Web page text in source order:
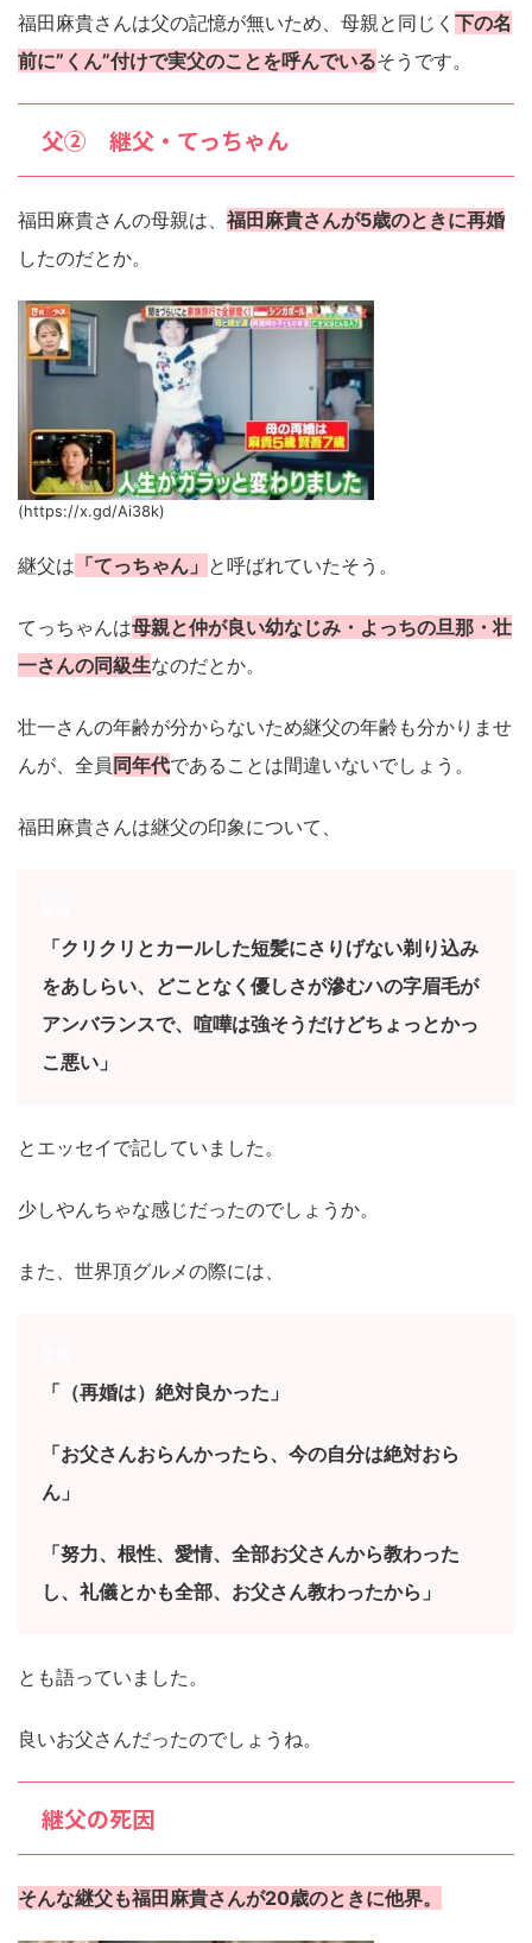
福田麻貴さんは父の記憶が無いため、母親と同じく 下の名
前に”くん”付けで実父のことを呼んでいるそうです。
父② 継父・てっちゃん
福田麻貴さんの母親は、 福田麻貴さんが5歳のときに再婚
したのだとか。
(https://x.gd/Ai38k)
継父は 「てっちゃん」 と呼ばれていたそう。
てっちゃんは母親と仲が良い幼なじみ・よっちの旦那・壮
一さんの同級生なのだとか。
壮一さんの年齢が分からないため継父の年齢も分かりませ
んが、全員 同年代であることは間違いないでしょう。
福田麻貴さんは継父の印象について、
「クリクリとカールした短髪にさりげない剃り込み
をあしらい、どことなく優しさが滲むハの字眉毛が
アンバランスで、喧嘩は強そうだけどちょっとかっ
こ悪い」
とエッセイで記していました。
少しやんちゃな感じだったのでしょうか。
また、世界頂グルメの際には、
「（再婚は）絶対良かった」
「お父さんおらんかったら、今の自分は絶対おら
ん」
「努力、根性、愛情、全部お父さんから教わった
し、礼儀とかも全部、お父さん教わったから」
とも語っていました。
良いお父さんだったのでしょうね。
継父の死因
そんな継父も福田麻貴さんが20歳のときに他界。